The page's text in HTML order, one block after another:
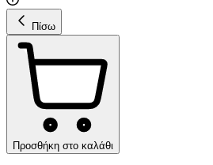
Πίσω
Προσθήκη στο καλάθι